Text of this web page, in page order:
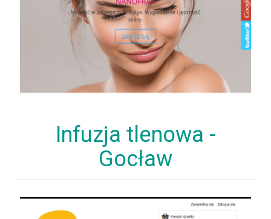
Infuzja tlenowa -
Gocław